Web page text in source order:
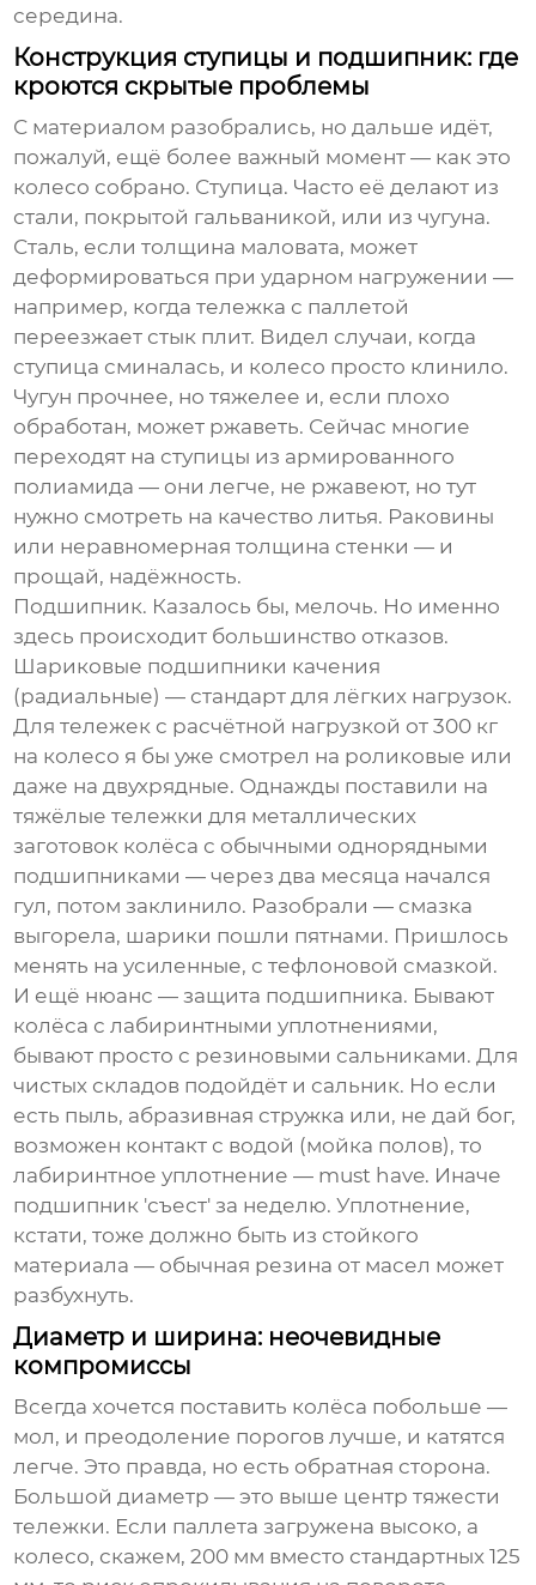
середина.
Конструкция ступицы и подшипник: где
кроются скрытые проблемы
С материалом разобрались, но дальше идёт,
пожалуй, ещё более важный момент — как это
колесо собрано. Ступица. Часто её делают из
стали, покрытой гальваникой, или из чугуна.
Сталь, если толщина маловата, может
деформироваться при ударном нагружении —
например, когда тележка с паллетой
переезжает стык плит. Видел случаи, когда
ступица сминалась, и колесо просто клинило.
Чугун прочнее, но тяжелее и, если плохо
обработан, может ржаветь. Сейчас многие
переходят на ступицы из армированного
полиамида — они легче, не ржавеют, но тут
нужно смотреть на качество литья. Раковины
или неравномерная толщина стенки — и
прощай, надёжность.
Подшипник. Казалось бы, мелочь. Но именно
здесь происходит большинство отказов.
Шариковые подшипники качения
(радиальные) — стандарт для лёгких нагрузок.
Для тележек с расчётной нагрузкой от 300 кг
на колесо я бы уже смотрел на роликовые или
даже на двухрядные. Однажды поставили на
тяжёлые тележки для металлических
заготовок колёса с обычными однорядными
подшипниками — через два месяца начался
гул, потом заклинило. Разобрали — смазка
выгорела, шарики пошли пятнами. Пришлось
менять на усиленные, с тефлоновой смазкой.
И ещё нюанс — защита подшипника. Бывают
колёса с лабиринтными уплотнениями,
бывают просто с резиновыми сальниками. Для
чистых складов подойдёт и сальник. Но если
есть пыль, абразивная стружка или, не дай бог,
возможен контакт с водой (мойка полов), то
лабиринтное уплотнение — must have. Иначе
подшипник 'съест' за неделю. Уплотнение,
кстати, тоже должно быть из стойкого
материала — обычная резина от масел может
разбухнуть.
Диаметр и ширина: неочевидные
компромиссы
Всегда хочется поставить колёса побольше —
мол, и преодоление порогов лучше, и катятся
легче. Это правда, но есть обратная сторона.
Большой диаметр — это выше центр тяжести
тележки. Если паллета загружена высоко, а
колесо, скажем, 200 мм вместо стандартных 125